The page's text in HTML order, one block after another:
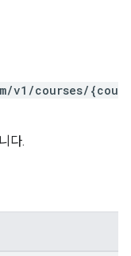
v1/courses/{cou
다.